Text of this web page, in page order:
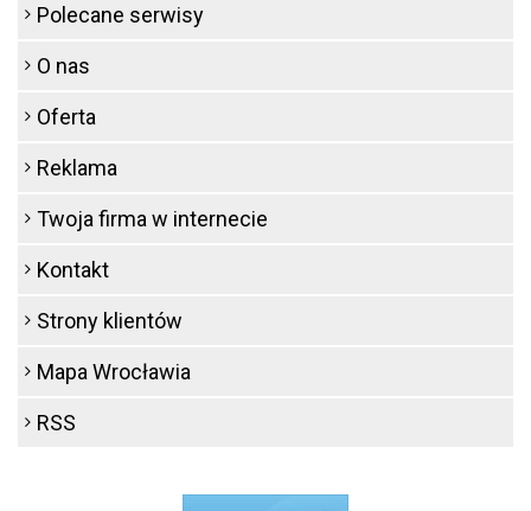
Polecane serwisy
O nas
Oferta
Reklama
Twoja firma w internecie
Kontakt
Strony klientów
Mapa Wrocławia
RSS